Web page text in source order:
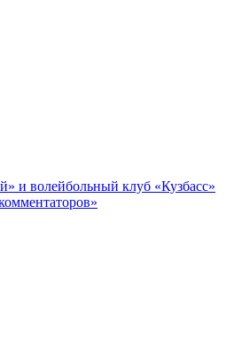
и волейбольный клуб «Кузбасс»